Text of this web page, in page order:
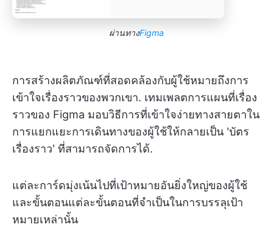
ผ่านทางFigma
การสร้างผลิตภัณฑ์ที่สอดคล้องกับผู้ใช้หมายถึงการ
เข้าใจเรื่องราวของพวกเขา. เทมเพลตการแผนที่เรื่อง
ราวของ Figma มอบวิธีการที่เข้าใจง่ายทางสายตาใน
การแยกแยะการเดินทางของผู้ใช้ให้กลายเป็น 'บัตร
เรื่องราว' ที่สามารถจัดการได้.
แต่ละการ์ดมุ่งเน้นไปที่เป้าหมายอันยิ่งใหญ่ของผู้ใช้
และขั้นตอนแต่ละขั้นตอนที่จำเป็นในการบรรลุเป้า
หมายเหล่านั้น